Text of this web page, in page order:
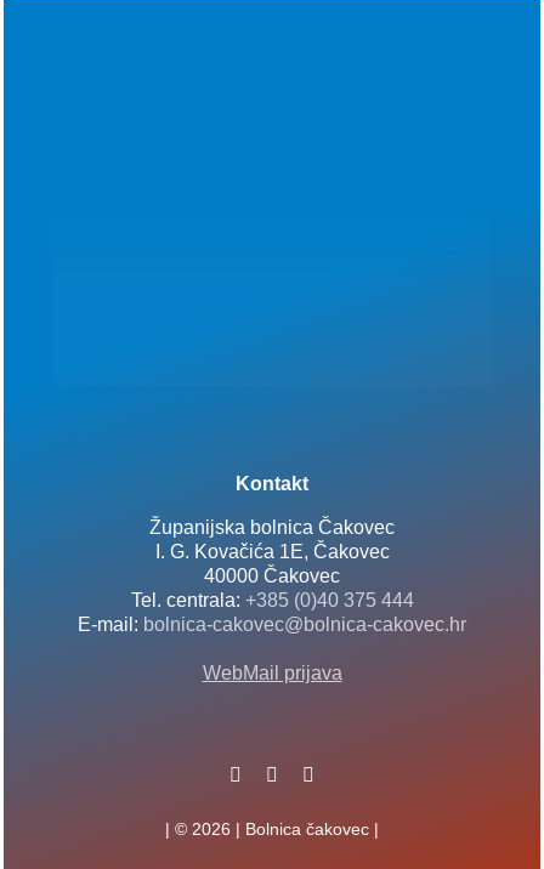
Kontakt
Županijska bolnica Čakovec
I. G. Kovačića 1E, Čakovec
40000 Čakovec
Tel. centrala: +385 (0)40 375 444
E-mail: bolnica-cakovec@bolnica-cakovec.hr
WebMail prijava
| © 2026 | Bolnica čakovec |